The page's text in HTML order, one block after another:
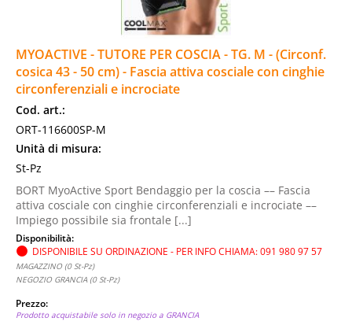
Basi legali
PUNTI VENDITA
MYOACTIVE - TUTORE PER COSCIA - TG. M - (Circonf.
cosica 43 - 50 cm) - Fascia attiva cosciale con cinghie
circonferenziali e incrociate
Cod. art.:
ORT-116600SP-M
Unità di misura:
St-Pz
BORT MyoActive Sport Bendaggio per la coscia –– Fascia
attiva cosciale con cinghie circonferenziali e incrociate ––
Impiego possibile sia frontale [...]
Disponibilità:
DISPONIBILE SU ORDINAZIONE - PER INFO CHIAMA: 091 980 97 57
MAGAZZINO (0 St-Pz)
NEGOZIO GRANCIA (0 St-Pz)
Prezzo:
Prodotto acquistabile solo in negozio a GRANCIA